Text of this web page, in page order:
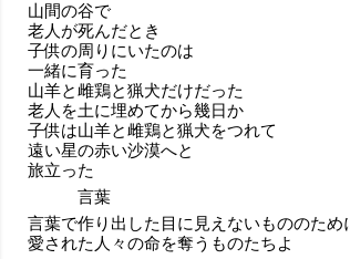
山間の谷で
老人が死んだとき
子供の周りにいたのは
一緒に育った
山羊と雌鶏と猟犬だけだった
老人を土に埋めてから幾日か
子供は山羊と雌鶏と猟犬をつれて
遠い星の赤い沙漠へと
旅立った
言葉
言葉で作り出した目に見えないもののため
愛された人々の命を奪うものたちよ